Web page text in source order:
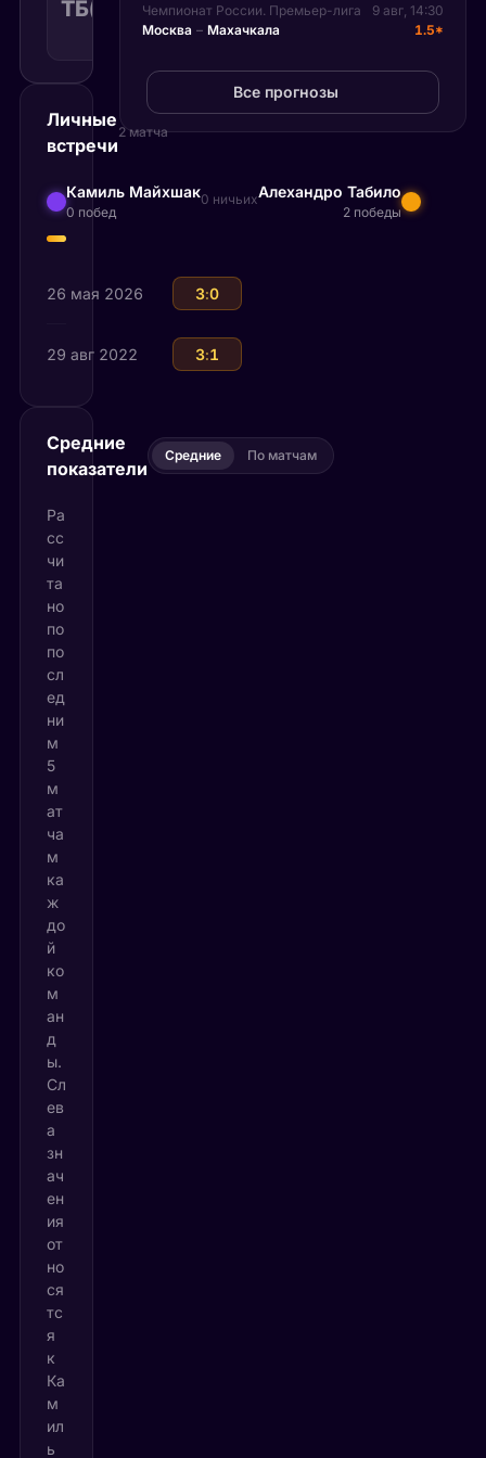
ТБ(36.50)
36.50
Рекомендуемая
КФ 1.58 Поражение
Личные
встречи
2 матча
Камиль Майхшак
0 побед
0 ничьихАлехандро Табило
2 победы
26 мая 2026 Алехандро Табило
3:0
29 авг 2022 Алехандро Табило
3:1
Средние
показатели
Средние По матчам
Ра
сс
чи
та
но
по
по
сл
ед
ни
м
5
м
ат
ча
м
ка
ж
до
й
ко
м
ан
д
ы.
Сл
ев
а
зн
ач
ен
ия
от
но
ся
тс
я
к
Ка
м
ил
ь
Чемпионат России. Премьер-лига
9 авг, 14:30
Москва – Махачкала 1.5*
Все прогнозы